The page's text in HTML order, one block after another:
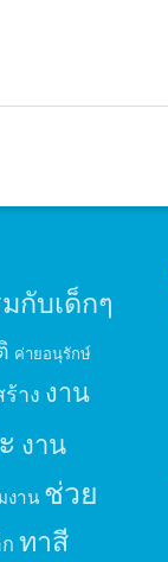
กับเด็กๆ
ค่ายอนุรักษ์
าง งาน
งาน
งาน ช่วย
ทาสี